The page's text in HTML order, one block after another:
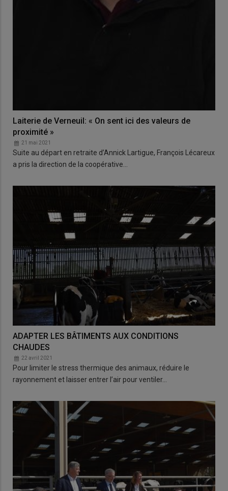
Laiterie de Verneuil: « On sent ici des valeurs de
proximité »
21 mai 2021
Suite au départ en retraite d’Annick Lartigue, François Lécareux
a pris la direction de la coopérative…
ADAPTER LES BÂTIMENTS AUX CONDITIONS
CHAUDES
22 avril 2021
Pour limiter le stress thermique des animaux, réduire le
rayonnement et laisser entrer l’air pour ventiler…